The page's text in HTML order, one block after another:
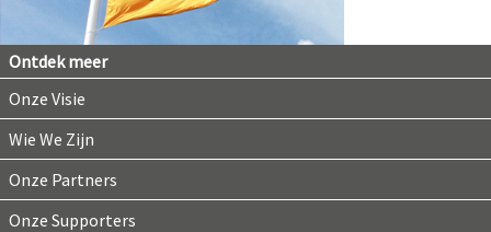
Ontdek meer
Onze Visie
Wie We Zijn
Onze Partners
Onze Supporters